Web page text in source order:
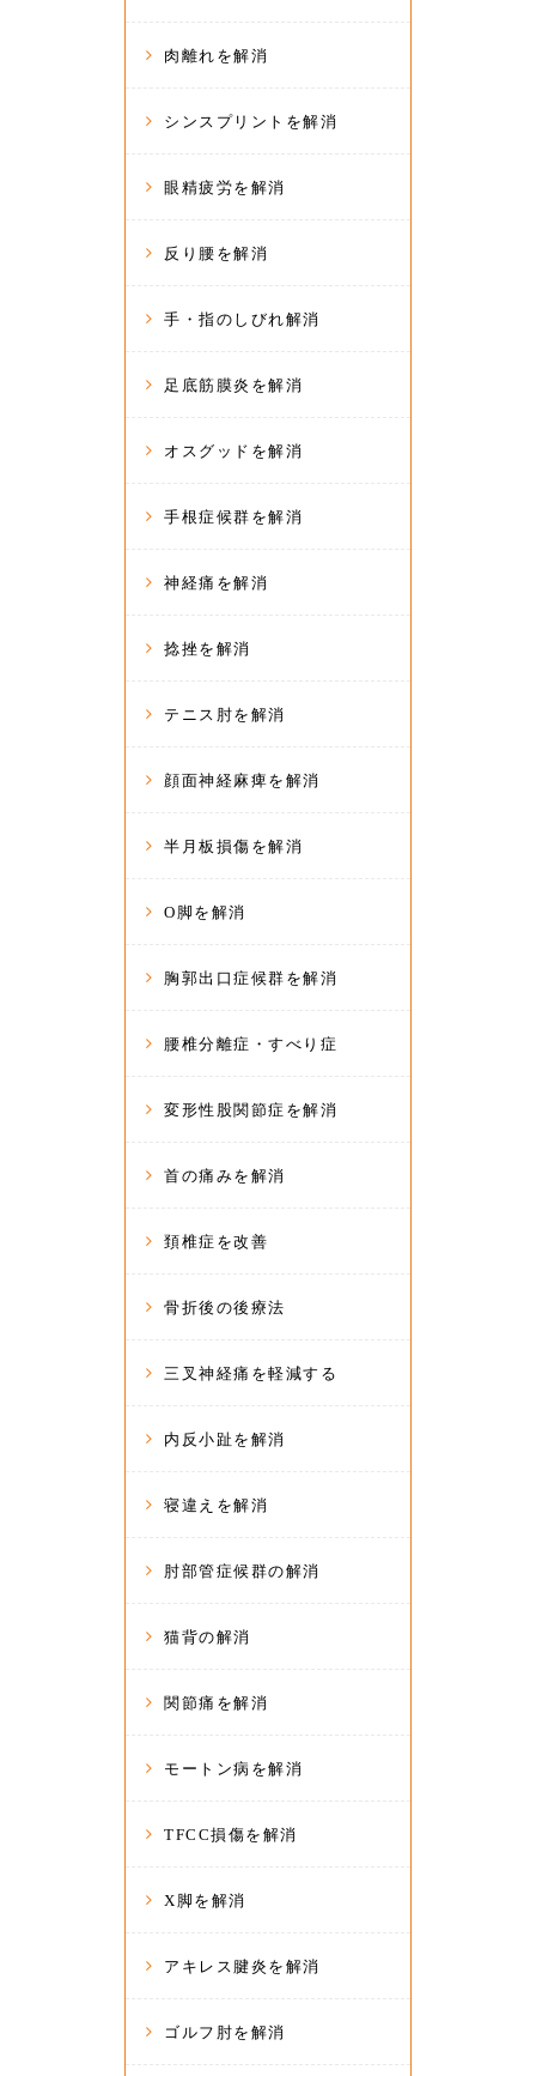
肉離れを解消
シンスプリントを解消
眼精疲労を解消
反り腰を解消
手・指のしびれ解消
足底筋膜炎を解消
オスグッドを解消
手根症候群を解消
神経痛を解消
捻挫を解消
テニス肘を解消
顔面神経麻痺を解消
半月板損傷を解消
O脚を解消
胸郭出口症候群を解消
腰椎分離症・すべり症
変形性股関節症を解消
首の痛みを解消
頚椎症を改善
骨折後の後療法
三叉神経痛を軽減する
内反小趾を解消
寝違えを解消
肘部管症候群の解消
猫背の解消
関節痛を解消
モートン病を解消
TFCC損傷を解消
X脚を解消
アキレス腱炎を解消
ゴルフ肘を解消